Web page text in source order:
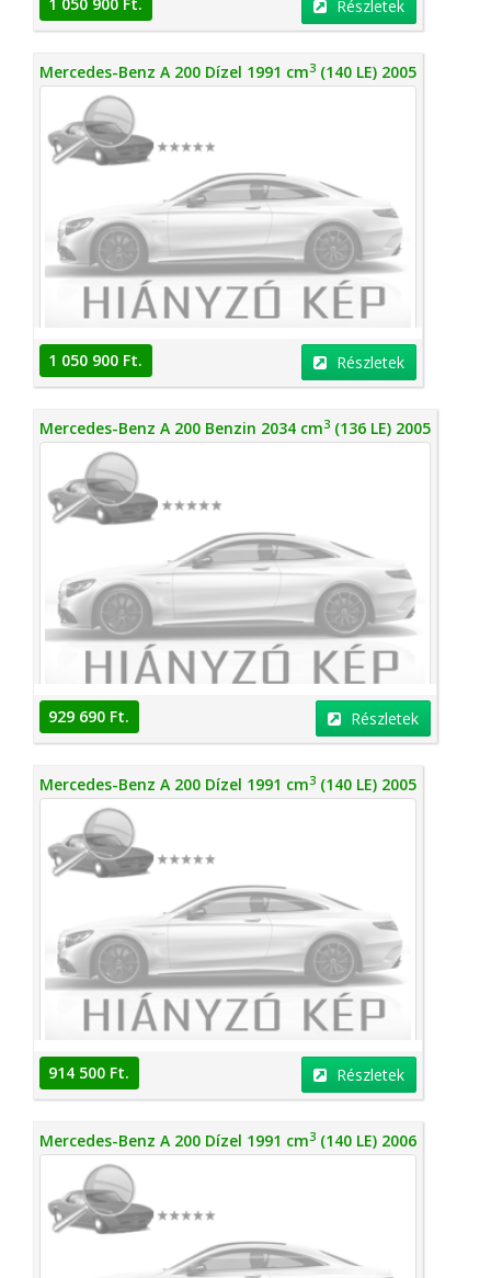
Részletek
Mercedes-Benz A 200 Dízel 1991 cm3 (140 LE) 2005
1 050 900 Ft. Részletek
Mercedes-Benz A 200 Benzin 2034 cm3 (136 LE) 2005
929 690 Ft. Részletek
Mercedes-Benz A 200 Dízel 1991 cm3 (140 LE) 2005
914 500 Ft. Részletek
Mercedes-Benz A 200 Dízel 1991 cm3 (140 LE) 2006